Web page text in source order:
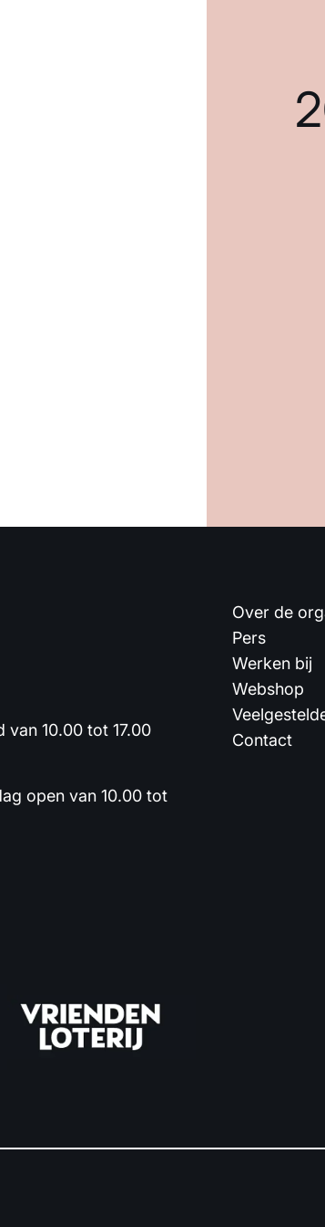
10.00 tot 17.00
open van 10.00 tot
Over de
Pers
Werken bij
Webshop
Contact